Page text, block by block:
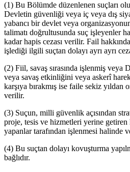
(1) Bu Bölümde düzenlenen suçları
Devletin güvenliği veya iç veya dış
yabancı bir devlet veya
talimatı doğrultusunda suç işleyenler
kadar hapis cezası verilir. Fail
işlediği ilgili suçtan dolayı ayrı ayrı
(2) Fiil, savaş sırasında işlenmiş veya
veya savaş etkinliğini veya askerî
karşıya bırakmış ise faile sekiz yıldan
verilir.
(3) Suçun, milli güvenlik açısından
proje, tesis ve hizmetleri yerine
yapanlar tarafından işlenmesi halinde
(4) Bu suçtan dolayı kovuşturma
bağlıdır.